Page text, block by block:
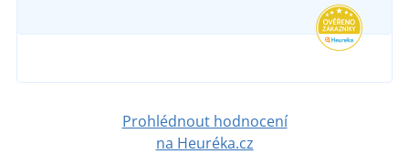
Prohlédnout hodnocení
na Heuréka.cz